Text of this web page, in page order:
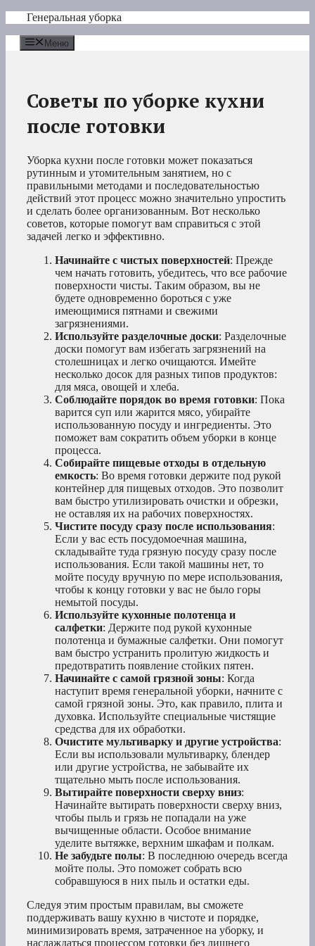
Перейти
содержимому
Генеральная уборка
Меню
Советы по уборке кухни
после готовки
Уборка кухни после готовки может показаться
рутинным и утомительным занятием, но с
правильными методами и последовательностью
действий этот процесс можно значительно упростить
и сделать более организованным. Вот несколько
советов, которые помогут вам справиться с этой
задачей легко и эффективно.
Начинайте с чистых поверхностей: Прежде
чем начать готовить, убедитесь, что все рабочие
поверхности чисты. Таким образом, вы не
будете одновременно бороться с уже
имеющимися пятнами и свежими
загрязнениями.
Используйте разделочные доски: Разделочные
доски помогут вам избегать загрязнений на
столешницах и легко очищаются. Имейте
несколько досок для разных типов продуктов:
для мяса, овощей и хлеба.
Соблюдайте порядок во время готовки: Пока
варится суп или жарится мясо, убирайте
использованную посуду и ингредиенты. Это
поможет вам сократить объем уборки в конце
процесса.
Собирайте пищевые отходы в отдельную
емкость: Во время готовки держите под рукой
контейнер для пищевых отходов. Это позволит
вам быстро утилизировать очистки и обрезки,
не оставляя их на рабочих поверхностях.
Чистите посуду сразу после использования:
Если у вас есть посудомоечная машина,
складывайте туда грязную посуду сразу после
использования. Если такой машины нет, то
мойте посуду вручную по мере использования,
чтобы к концу готовки у вас не было горы
немытой посуды.
Используйте кухонные полотенца и
салфетки: Держите под рукой кухонные
полотенца и бумажные салфетки. Они помогут
вам быстро устранить пролитую жидкость и
предотвратить появление стойких пятен.
Начинайте с самой грязной зоны: Когда
наступит время генеральной уборки, начните с
самой грязной зоны. Это, как правило, плита и
духовка. Используйте специальные чистящие
средства для их обработки.
Очистите мультиварку и другие устройства:
Если вы использовали мультиварку, блендер
или другие устройства, не забывайте их
тщательно мыть после использования.
Вытирайте поверхности сверху вниз:
Начинайте вытирать поверхности сверху вниз,
чтобы пыль и грязь не попадали на уже
вычищенные области. Особое внимание
уделите вытяжке, верхним шкафам и полкам.
Не забудьте полы: В последнюю очередь всегда
мойте полы. Это поможет собрать всю
собравшуюся в них пыль и остатки еды.
Следуя этим простым правилам, вы сможете
поддерживать вашу кухню в чистоте и порядке,
минимизировать время, затраченное на уборку, и
наслаждаться процессом готовки без лишнего